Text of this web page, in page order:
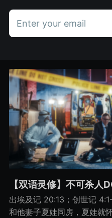
Enter your email
【双语灵修】不可杀人
出埃及记 20:13；创世记
和他妻子夏娃同房，夏娃就